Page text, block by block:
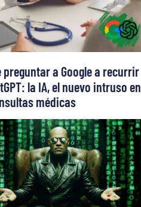
preguntar a Google a recurrir
la IA, el nuevo intruso en
médicas